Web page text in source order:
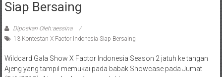
Siap Bersaing
Diposkan Oleh:aessina
13 Kontestan X Factor Indonesia Siap Bersaing
Wildcard Gala Show X Factor Indonesia Season 2 jatuh ke tangan
Ajeng yang tampil memukai pada babak Showcase pada Jumat